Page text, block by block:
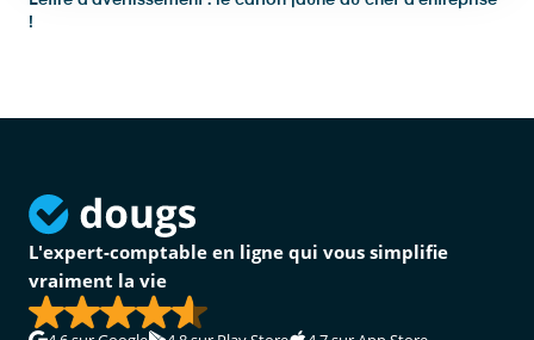
!
L'expert-comptable en ligne qui vous simplifie
vraiment la vie